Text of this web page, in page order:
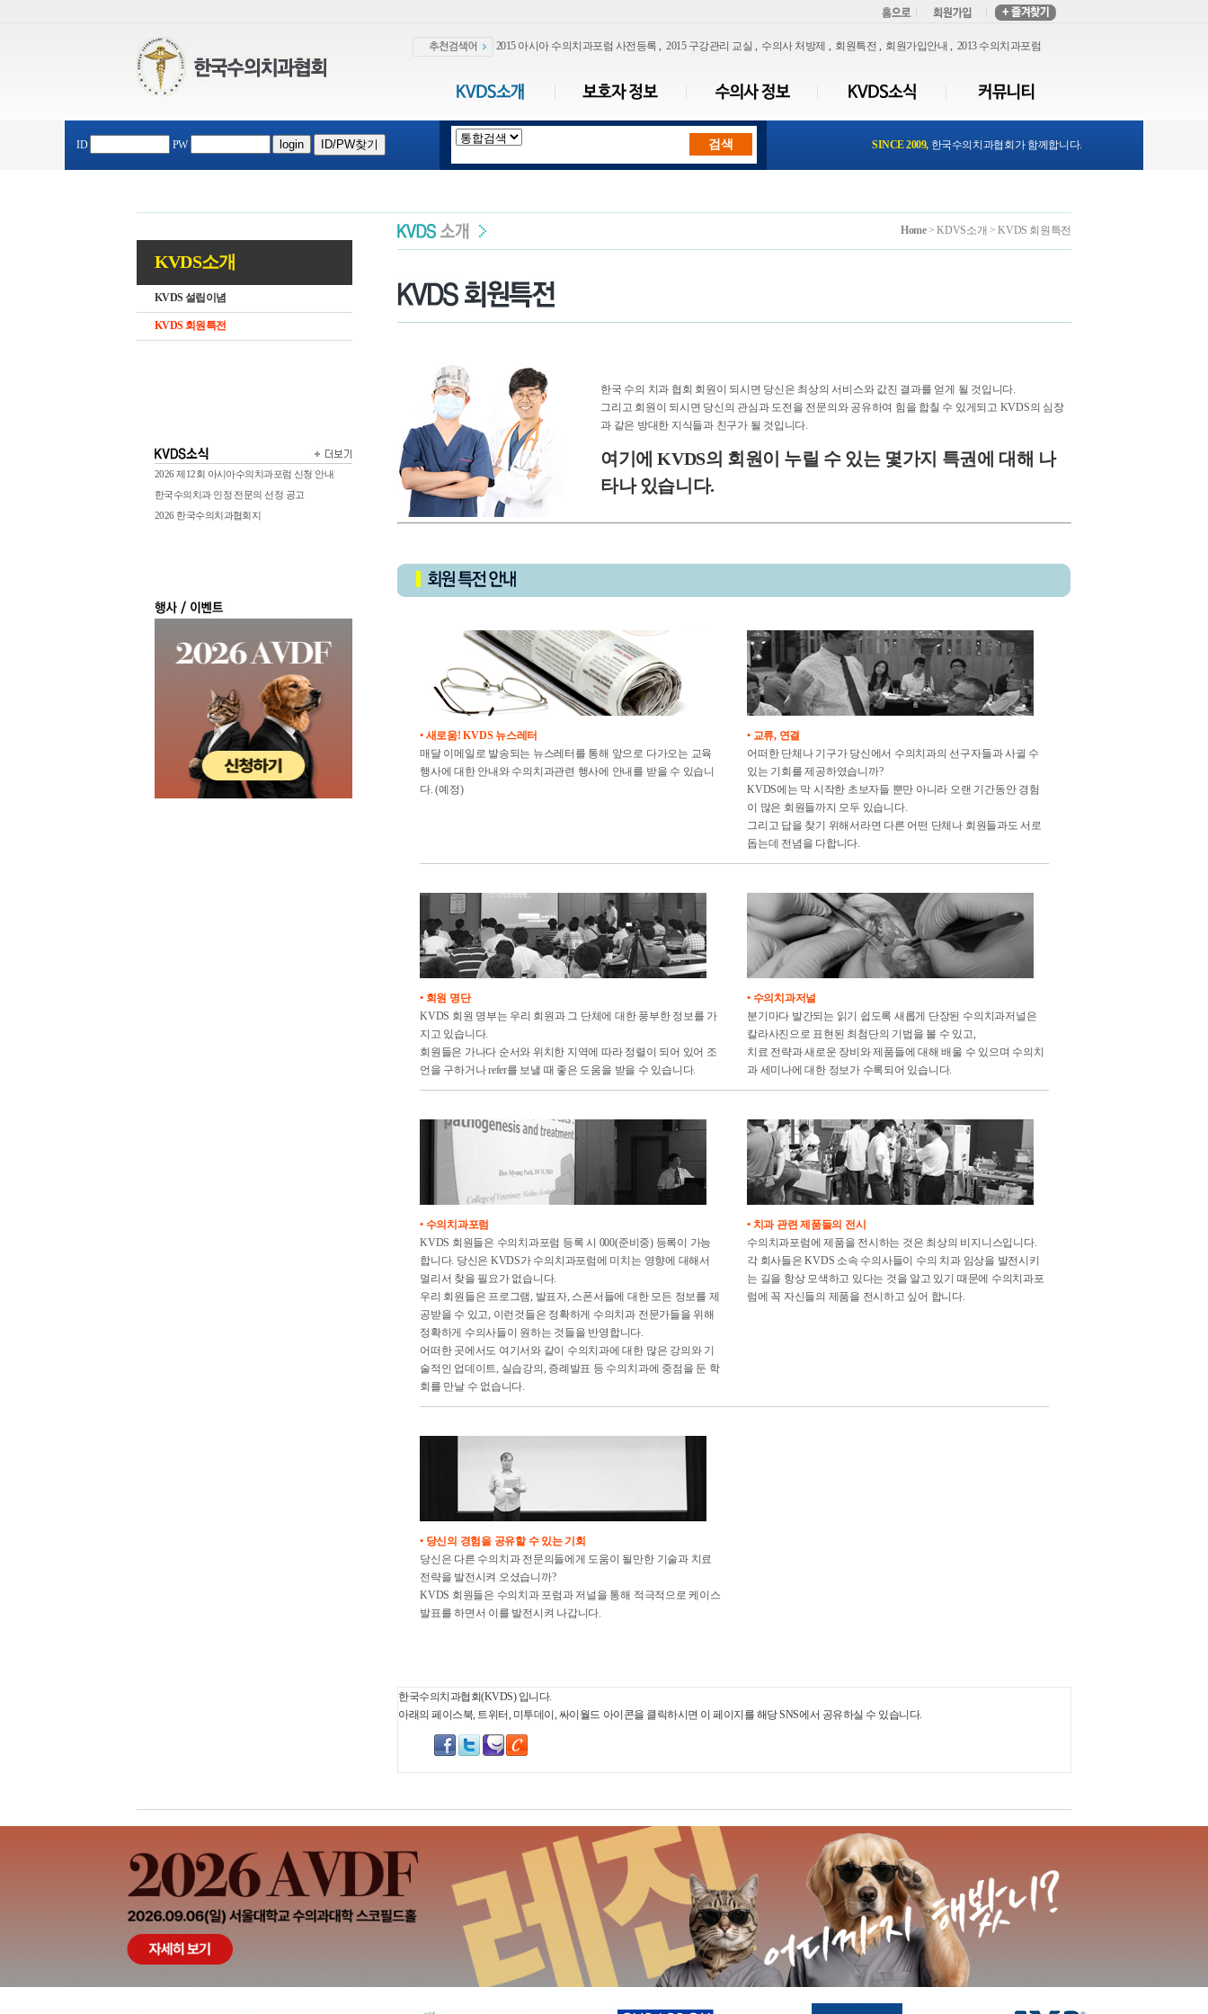
2015 아시아 수의치과포럼 사전등록 ,2015 구강관리 교실 수의사 처방제 회원특전 회원가입안내 2013 수의치과포럼
ID PW SINCE 2009,한국수의치과협회가 함께합니다.
KVDS소개
KVDS 설립이념
KVDS 회원특전
2026 제12회 아시아수의치과포럼 신청 안내
한국수의치과 인정 전문의 선정 공고
2026 한국수의치과협회지
Home> KDVS소개 > KVDS 회원특전
한국 수의 치과 협회 회원이 되시면 당신은 최상의 서비스와 값진 결과를 얻게 될 것입니다.
그리고 회원이 되시면 당신의 관심과 도전을 전문의와 공유하여 힘을 합칠 수 있게되고 KVDS의 심장
과 같은 방대한 지식들과 친구가 될 것입니다.
여기에 KVDS의 회원이 누릴 수 있는 몇가지 특권에 대해 나
타나 있습니다.
• 새로움! KVDS 뉴스레터
매달 이메일로 발송되는 뉴스레터를 통해 앞으로 다가오는 교육
행사에 대한 안내와 수의치과관련 행사에 안내를 받을 수 있습니
다. (예정)
• 교류, 연결
어떠한 단체나 기구가 당신에서 수의치과의 선구자들과 사귈 수
있는 기회를 제공하였습니까?
KVDS에는 막 시작한 초보자들 뿐만 아니라 오랜 기간동안 경험
이 많은 회원들까지 모두 있습니다.
그리고 답을 찾기 위해서라면 다른 어떤 단체나 회원들과도 서로
돕는데 전념을 다합니다.
• 회원 명단
KVDS 회원 명부는 우리 회원과 그 단체에 대한 풍부한 정보를 가
지고 있습니다.
회원들은 가나다 순서와 위치한 지역에 따라 정렬이 되어 있어 조
언을 구하거나 refer를 보낼 때 좋은 도움을 받을 수 있습니다.
• 수의치과저널
분기마다 발간되는 읽기 쉽도록 새롭게 단장된 수의치과저널은
칼라사진으로 표현된 최첨단의 기법을 볼 수 있고,
치료 전략과 새로운 장비와 제품들에 대해 배울 수 있으며 수의치
과 세미나에 대한 정보가 수록되어 있습니다.
• 수의치과포럼
KVDS 회원들은 수의치과포럼 등록 시 000(준비중) 등록이 가능
합니다. 당신은 KVDS가 수의치과포럼에 미치는 영향에 대해서
멀리서 찾을 필요가 없습니다.
우리 회원들은 프로그램, 발표자, 스폰서들에 대한 모든 정보를 제
공받을 수 있고, 이런것들은 정확하게 수의치과 전문가들을 위해
정확하게 수의사들이 원하는 것들을 반영합니다.
어떠한 곳에서도 여기서와 같이 수의치과에 대한 많은 강의와 기
술적인 업데이트, 실습강의, 증례발표 등 수의치과에 중점을 둔 학
회를 만날 수 없습니다.
• 치과 관련 제품들의 전시
수의치과포럼에 제품을 전시하는 것은 최상의 비지니스입니다.
각 회사들은 KVDS 소속 수의사들이 수의 치과 임상을 발전시키
는 길을 항상 모색하고 있다는 것을 알고 있기 때문에 수의치과포
럼에 꼭 자신들의 제품을 전시하고 싶어 합니다.
• 당신의 경험을 공유할 수 있는 기회
당신은 다른 수의치과 전문의들에게 도움이 될만한 기술과 치료
전략을 발전시켜 오셨습니까?
KVDS 회원들은 수의치과 포럼과 저널을 통해 적극적으로 케이스
발표를 하면서 이를 발전시켜 나갑니다.
한국수의치과협회(KVDS) 입니다.
아래의 페이스북, 트위터, 미투데이, 싸이월드 아이콘을 클릭하시면 이 페이지를 해당 SNS에서 공유하실 수 있습니다.